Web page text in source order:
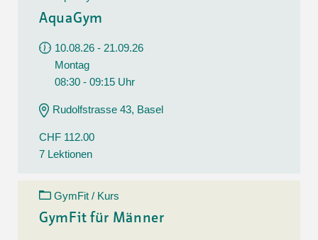
AquaGym
10.08.26 - 21.09.26
Montag
08:30 - 09:15 Uhr
Rudolfstrasse 43, Basel
CHF 112.00
7 Lektionen
GymFit / Kurs
GymFit für Männer